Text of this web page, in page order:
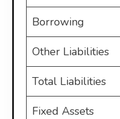
Borrowing
Other Liabilities
Total Liabilities
Fixed Assets